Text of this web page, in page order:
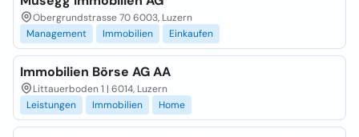
Obergrundstrasse 70 6003, Luzern
Management
Immobilien Einkaufen
Immobilien Börse AG AA
Littauerboden 1 | 6014, Luzern
Leistungen
Immobilien Home